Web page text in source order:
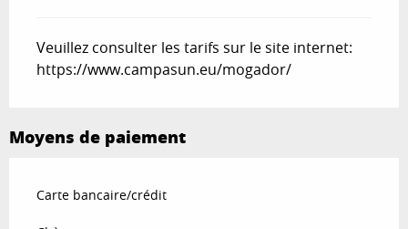
Veuillez consulter les tarifs sur le site internet:
https://www.campasun.eu/mogador/
Moyens de paiement
Carte bancaire/crédit